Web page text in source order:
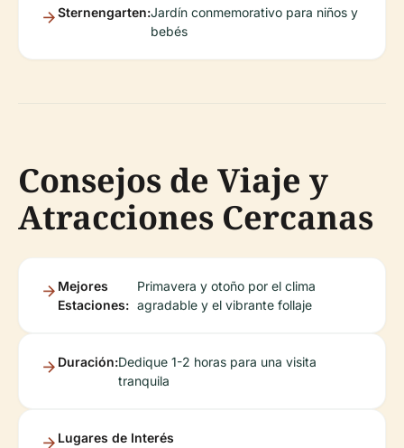
Sternengarten:Jardín conmemorativo para niños y
bebés
Consejos de Viaje y
Atracciones Cercanas
Mejores
Estaciones:
Primavera y otoño por el clima
agradable y el vibrante follaje
Duración:Dedique 1-2 horas para una visita
tranquila
Lugares de Interés